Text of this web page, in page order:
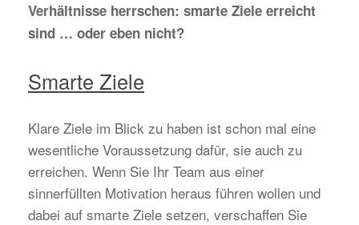
Verhältnisse herrschen: smarte Ziele erreicht
sind … oder eben nicht?
Smarte Ziele
Klare Ziele im Blick zu haben ist schon mal eine
wesentliche Voraussetzung dafür, sie auch zu
erreichen. Wenn Sie Ihr Team aus einer
sinnerfüllten Motivation heraus führen wollen und
dabei auf smarte Ziele setzen, verschaffen Sie